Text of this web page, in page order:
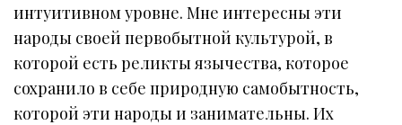
интуитивном уровне. Мне интересны эти
народы своей первобытной культурой, в
которой есть реликты язычества, которое
сохранило в себе природную самобытность,
которой эти народы и занимательны. Их